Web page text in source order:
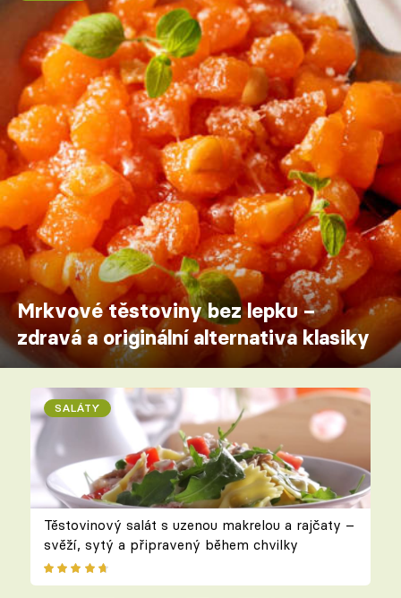
Mrkvové těstoviny bez lepku –
zdravá a originální alternativa klasiky
SALÁTY
Těstovinový salát s uzenou makrelou a rajčaty –
svěží, sytý a připravený během chvilky